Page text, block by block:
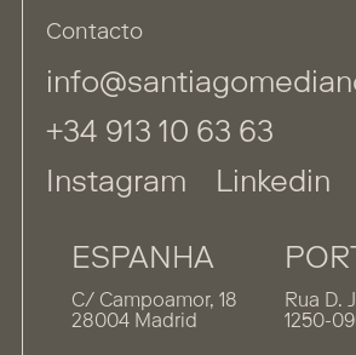
Contacto
+34 913 10 63 63
Instagram
Linkedin
ESPANHA
C/ Campoamor, 18
28004 Madrid
Rua D.
1250-